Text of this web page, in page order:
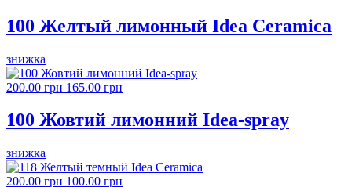
100 Желтый лимонный Idea Ceramica
знижка
200.00 грн 165.00 грн
100 Жовтий лимонний Idea-spray
знижка
200.00 грн 100.00 грн